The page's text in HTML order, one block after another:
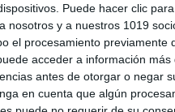
Puede hacer clic
nosotros y a nuestros 1019
el procesamiento previamente
acceder a información más
antes de otorgar o negar
en cuenta que algún